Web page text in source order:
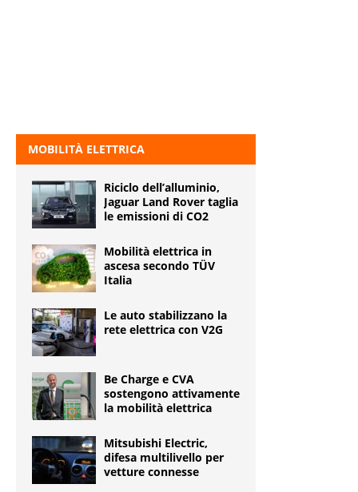
MOBILITÀ ELETTRICA
Riciclo dell’alluminio,
Jaguar Land Rover taglia
le emissioni di CO2
Mobilità elettrica in
ascesa secondo TÜV
Italia
Le auto stabilizzano la
rete elettrica con V2G
Be Charge e CVA
sostengono attivamente
la mobilità elettrica
Mitsubishi Electric,
difesa multilivello per
vetture connesse